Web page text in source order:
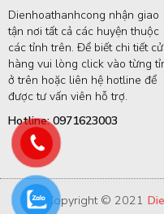
Dienhoathanhcong nhận giao
tận nơi tất cả các huyện thuộc
các tỉnh trên. Để biết chi tiết
hàng vui lòng click vào từng
ở trên hoặc liên hệ hotline để
được tư vấn viên hỗ trợ.
Hotline: 0971623003
Copyright © 2021